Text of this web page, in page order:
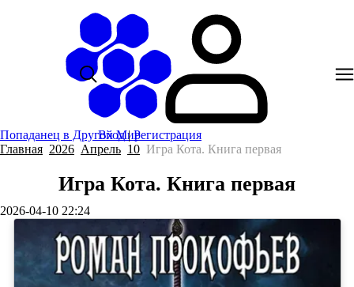
Попаданец в Другой Мир
Вход|Регистрация
Главная 2026 Апрель 10 Игра Кота. Книга первая
Игра Кота. Книга первая
2026-04-10 22:24